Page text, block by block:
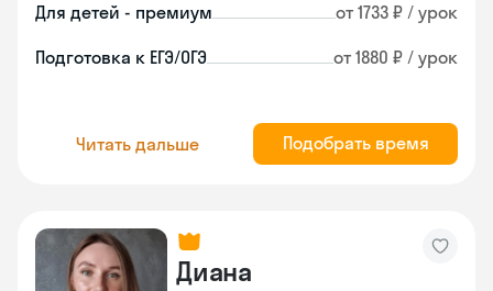
Для детей - премиум от 1733 ₽ / урок
Подготовка к ЕГЭ/ОГЭ от 1880 ₽ / урок
Читать дальше Подобрать время
Диана